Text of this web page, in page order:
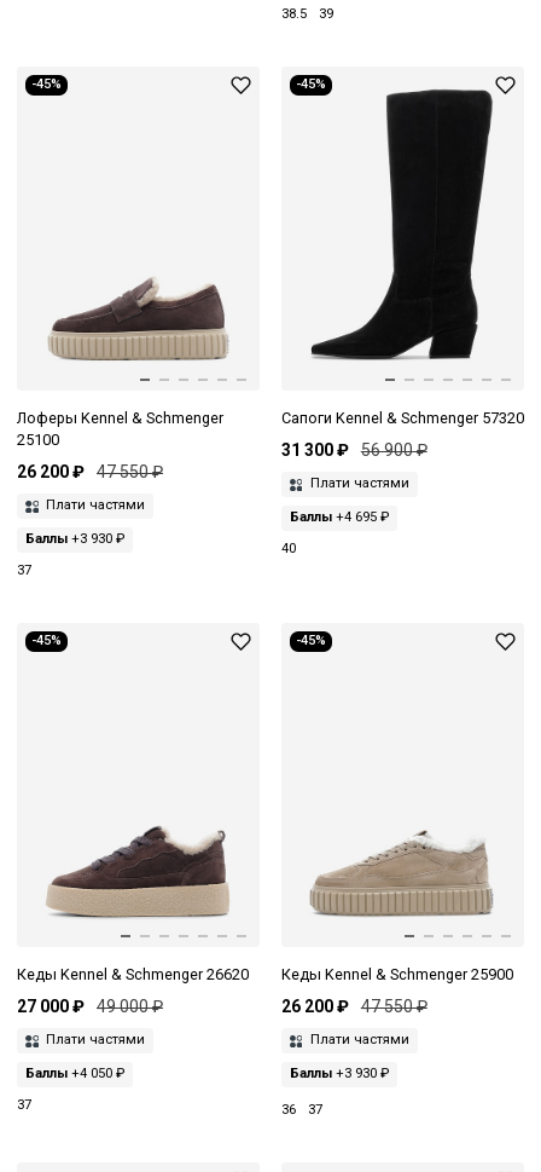
38.5 39
-45%
Лоферы Kennel & Schmenger
25100
26 200 ₽ 47 550 ₽
Плати частями
Баллы +3 930 ₽
37
-45%
Сапоги Kennel & Schmenger 57320
31 300 ₽ 56 900 ₽
Плати частями
Баллы+4 695 ₽
40
-45%
Кеды Kennel & Schmenger 26620
27 000 ₽ 49 000 ₽
Плати частями
Баллы +4 050 ₽
37
-45%
Кеды Kennel & Schmenger 25900
26 200 ₽ 47 550 ₽
Плати частями
Баллы+3 930 ₽
36 37